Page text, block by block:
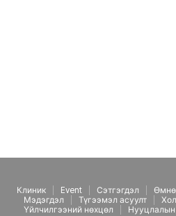
Клиник Event Сэтгэгдэл
Мэдэгдэл
Түгээмэл асуулт
Үйлчилгээний нөхцөл
Нууцлалын